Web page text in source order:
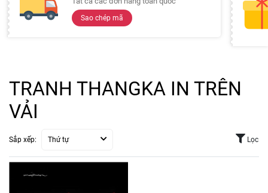
Sao chép mã
TRANH THANGKA IN TRÊN
VẢI
Sắp xếp: Thứ tự Lọc